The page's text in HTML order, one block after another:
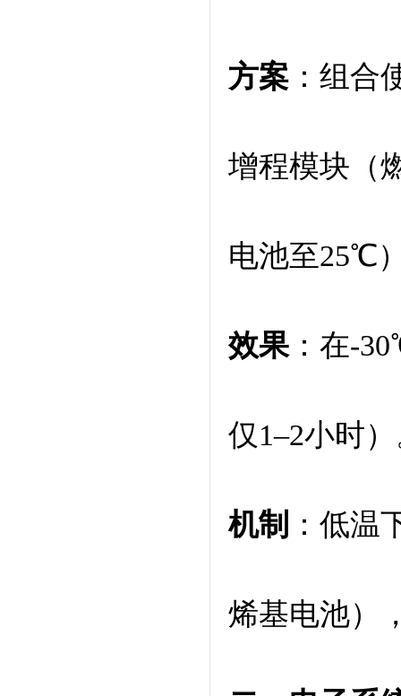
方案 ：组合
增程模块（
电池至25℃
效果 ：在-
仅1–2小时
机制 ：低温
烯基电池）